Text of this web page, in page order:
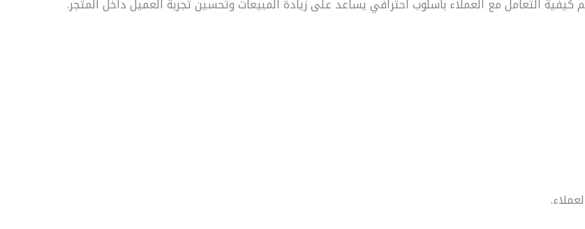
التعامل مع العملاء بأسلوب احترافي يساعد على زيادة المبيعات وتحسين تجربة العميل داخل المتجر.